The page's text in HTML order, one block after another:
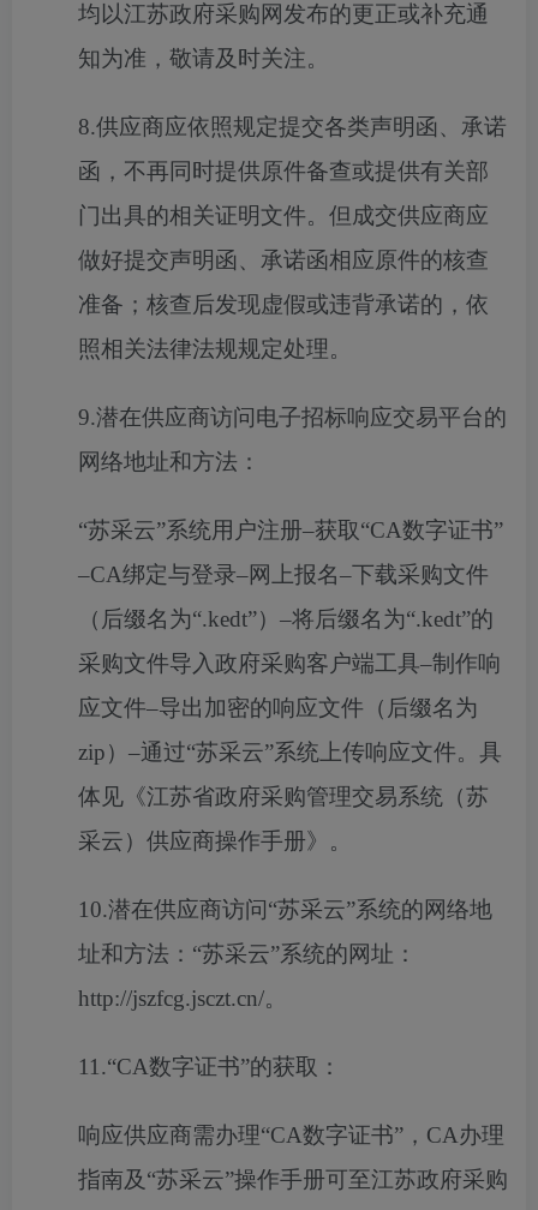
均以江苏政府采购网发布的更正或补充通
知为准，敬请及时关注。
8.供应商应依照规定提交各类声明函、承诺
函，不再同时提供原件备查或提供有关部
门出具的相关证明文件。但成交供应商应
做好提交声明函、承诺函相应原件的核查
准备；核查后发现虚假或违背承诺的，依
照相关法律法规规定处理。
9.潜在供应商访问电子招标响应交易平台的
网络地址和方法：
“苏采云”系统用户注册–获取“CA数字证书”
–CA绑定与登录–网上报名–下载采购文件
（后缀名为“.kedt”）–将后缀名为“.kedt”的
采购文件导入政府采购客户端工具–制作响
应文件–导出加密的响应文件（后缀名为
zip）–通过“苏采云”系统上传响应文件。具
体见《江苏省政府采购管理交易系统（苏
采云）供应商操作手册》。
10.潜在供应商访问“苏采云”系统的网络地
址和方法：“苏采云”系统的网址：
http://jszfcg.jsczt.cn/。
11.“CA数字证书”的获取：
响应供应商需办理“CA数字证书”，CA办理
指南及“苏采云”操作手册可至江苏政府采购